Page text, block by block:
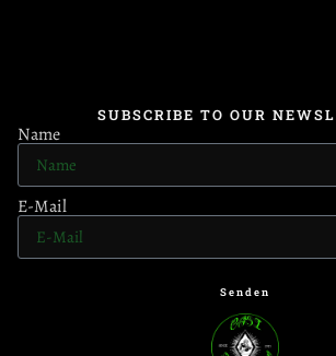
SUBSCRIBE TO OUR
Name
E-Mail
Senden